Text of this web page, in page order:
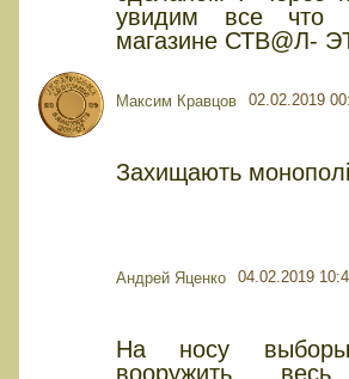
увидим все
магазине СТВ@Л-
Максим Кравцов 02.02.2019
Захищають
Андрей Яценко 04.02.2019
На носу
вооружить